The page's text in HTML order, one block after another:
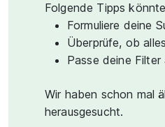
Folgende Tipps
Formuliere deine
Überprüfe, ob
Passe deine Filter
Wir haben schon mal
herausgesucht.